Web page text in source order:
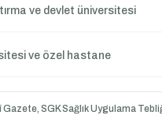
ve devlet üniversitesi
ve özel hastane
Gazete, SGK Sağlık Uygulama